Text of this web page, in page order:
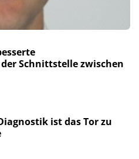
Schnittstelle zwischen
ist das Tor zu